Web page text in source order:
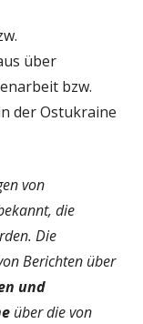
über
bzw.
der Ostukraine
von
die
Die
Berichten über
und
über die von